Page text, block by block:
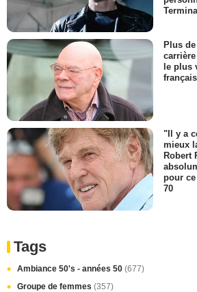
Plus
le plus
"Il y a
mieux
Robert
pour
70
Tags
Ambiance 50's - années 50 (677)
Groupe de femmes (357)